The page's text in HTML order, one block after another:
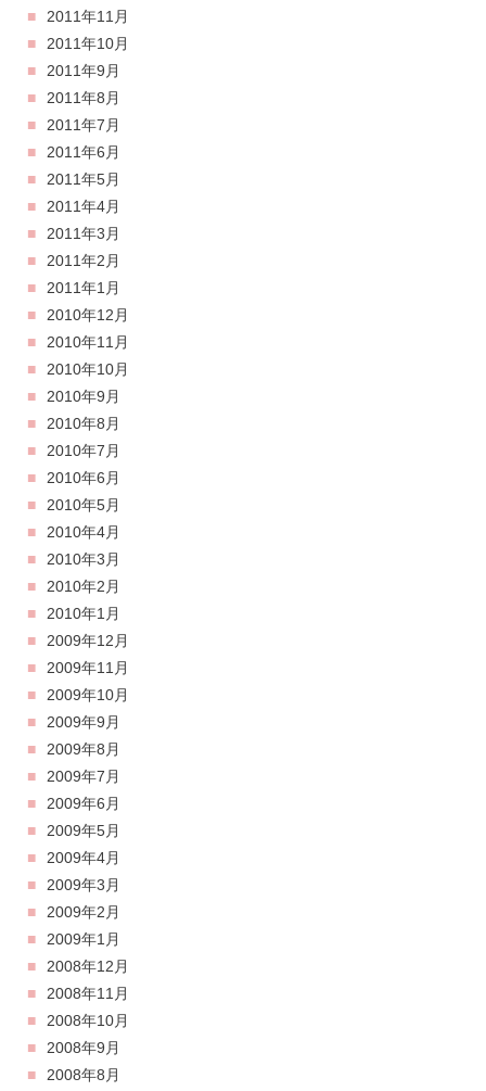
2011年11月
2011年10月
2011年9月
2011年8月
2011年7月
2011年6月
2011年5月
2011年4月
2011年3月
2011年2月
2011年1月
2010年12月
2010年11月
2010年10月
2010年9月
2010年8月
2010年7月
2010年6月
2010年5月
2010年4月
2010年3月
2010年2月
2010年1月
2009年12月
2009年11月
2009年10月
2009年9月
2009年8月
2009年7月
2009年6月
2009年5月
2009年4月
2009年3月
2009年2月
2009年1月
2008年12月
2008年11月
2008年10月
2008年9月
2008年8月